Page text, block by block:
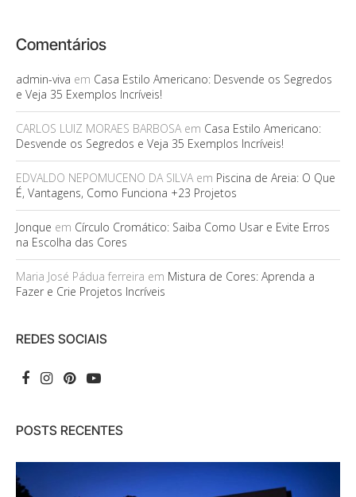
Comentários
admin-viva em Casa Estilo Americano: Desvende os Segredos
e Veja 35 Exemplos Incríveis!
CARLOS LUIZ MORAES BARBOSAem Casa Estilo Americano:
Desvende os Segredos e Veja 35 Exemplos Incríveis!
EDVALDO NEPOMUCENO DA SILVAem Piscina de Areia: O Que
É, Vantagens, Como Funciona +23 Projetos
Jonque em Círculo Cromático: Saiba Como Usar e Evite Erros
na Escolha das Cores
Maria José Pádua ferreira em Mistura de Cores: Aprenda a
Fazer e Crie Projetos Incríveis
REDES SOCIAIS
POSTS RECENTES